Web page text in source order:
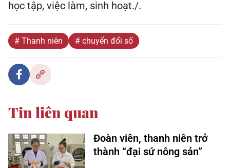
học tập, việc làm, sinh hoạt./.
# Thanh niên # chuyển đổi số
Tin liên quan
Đoàn viên, thanh niên trở
thành “đại sứ nông sản”